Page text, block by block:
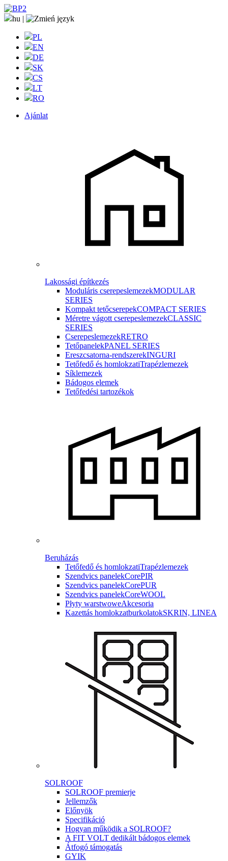
hu |
PL
EN
DE
SK
CS
LT
RO
Ajánlat
Lakossági építkezés
Moduláris cserepeslemezekMODULAR
SERIES
Kompakt tetőcserepekCOMPACT SERIES
Méretre vágott cserepeslemezekCLASSIC
SERIES
CserepeslemezekRETRO
TetőpanelekPANEL SERIES
Ereszcsatorna-rendszerekINGURI
Tetőfedő és homlokzatiTrapézlemezek
Síklemezek
Bádogos elemek
Tetőfedési tartozékok
Beruházás
Tetőfedő és homlokzatiTrapézlemezek
Szendvics panelekCorePIR
Szendvics panelekCorePUR
Szendvics panelekCoreWOOL
Płyty warstwoweAkcesoria
Kazettás homlokzatburkolatokSKRIN, LINEA
SOLROOF
SOLROOF premierje
Jellemzők
Előnyök
Specifikáció
Hogyan működik a SOLROOF?
A FIT VOLT dedikált bádogos elemek
Átfogó támogatás
GYIK